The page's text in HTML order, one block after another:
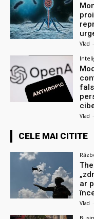
Vlad -
Vlad -
CELE MAI CITITE
ar
Vlad -